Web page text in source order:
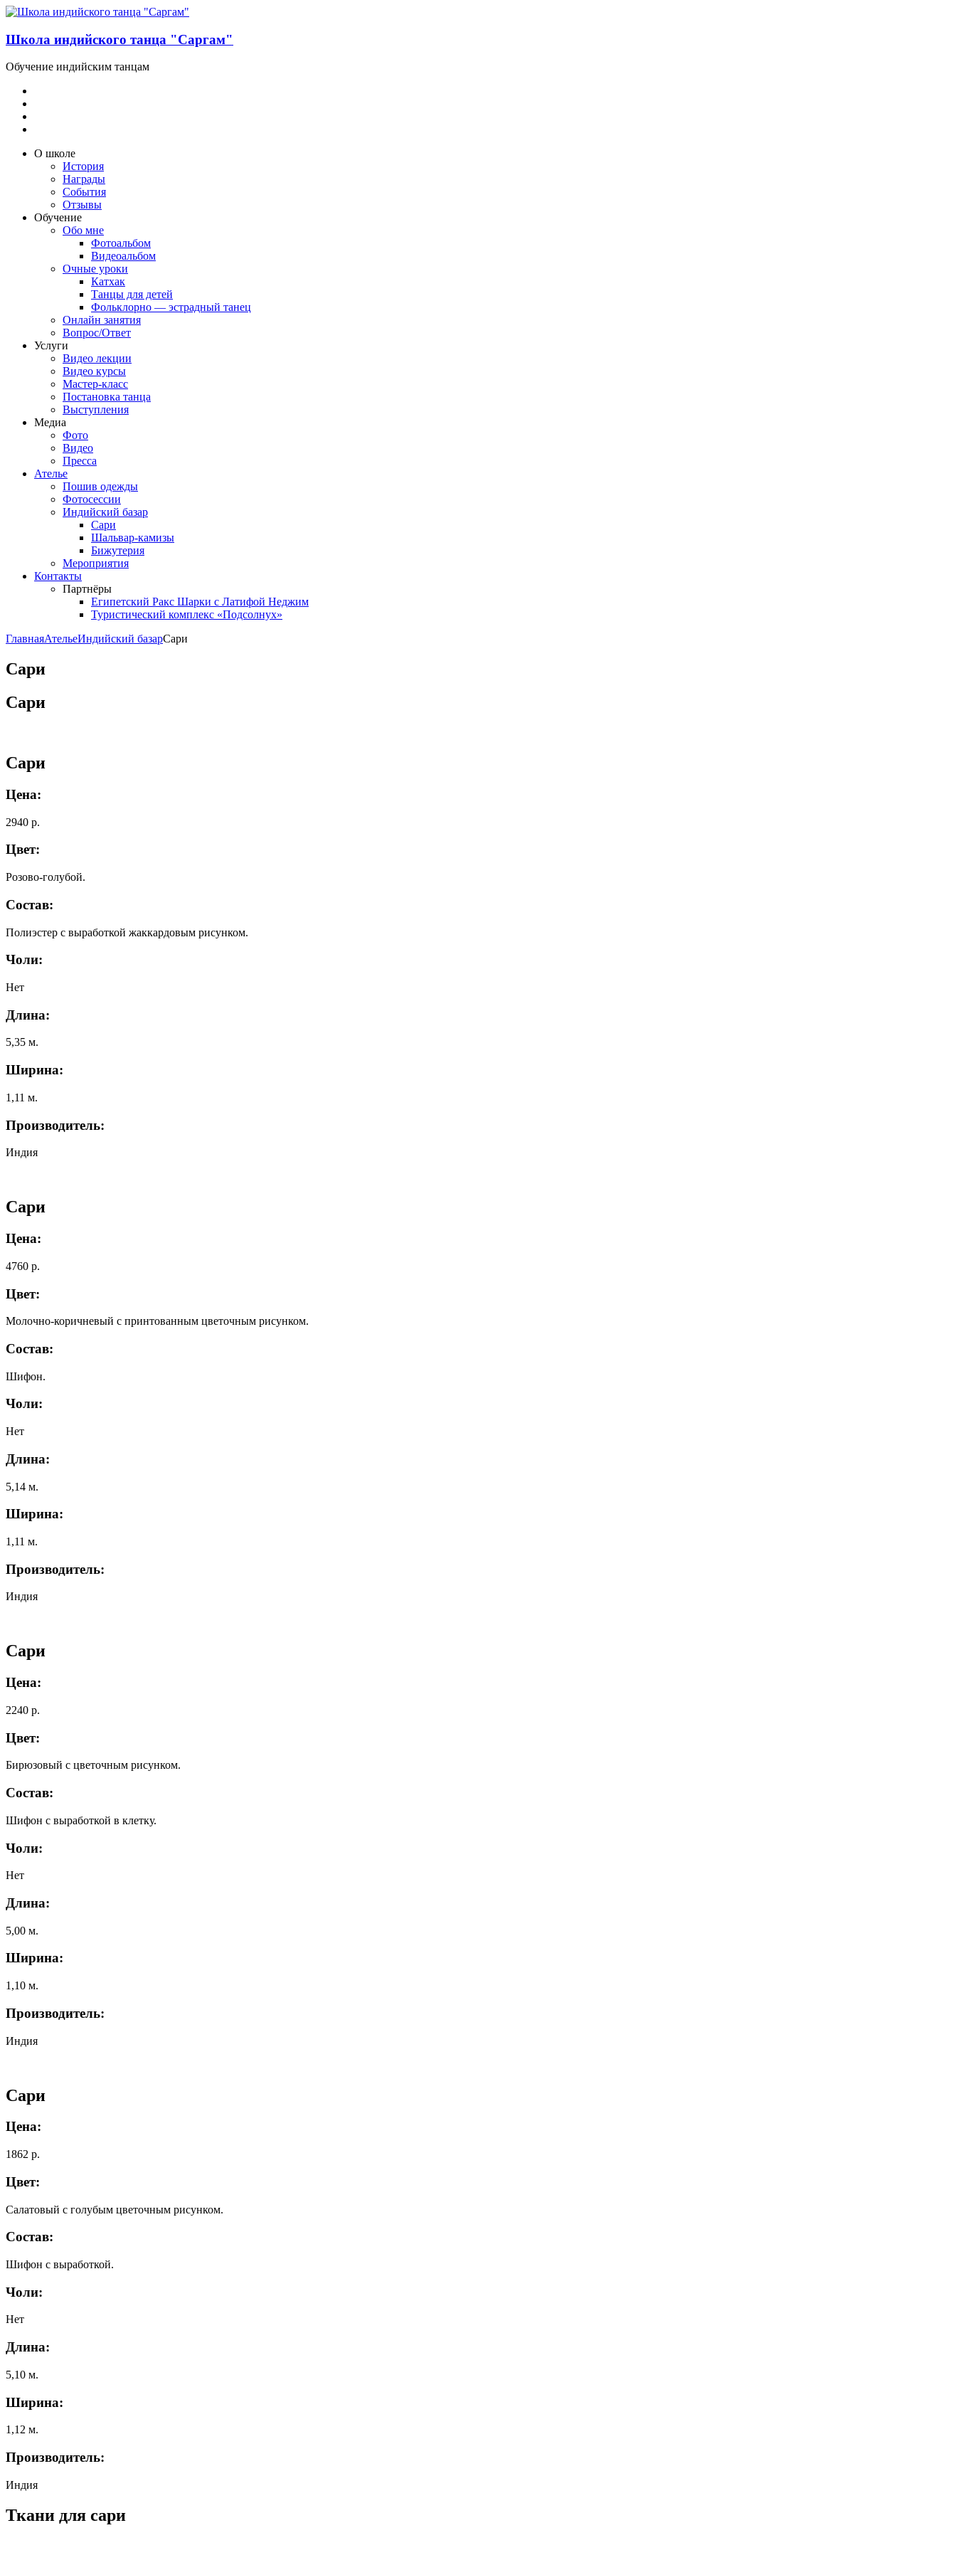
Школа индийского танца "Саргам"
Обучение индийским танцам
О школе
История
Награды
События
Отзывы
Обучение
Обо мне
Фотоальбом
Видеоальбом
Очные уроки
Катхак
Танцы для детей
Фольклорно — эстрадный танец
Онлайн занятия
Вопрос/Ответ
Услуги
Видео лекции
Видео курсы
Мастер-класс
Постановка танца
Выступления
Медиа
Фото
Видео
Пресса
Ателье
Пошив одежды
Фотосессии
Индийский базар
Сари
Шальвар-камизы
Бижутерия
Мероприятия
Контакты
Партнёры
Египетский Ракс Шарки с Латифой Неджим
Туристический комплекс «Подсолнух»
ГлавнаяАтельеИндийский базарСари
Сари
Сари
Сари
Цена:
2940 р.
Цвет:
Розово-голубой.
Состав:
Полиэстер с выработкой жаккардовым рисунком.
Чоли:
Нет
Длина:
5,35 м.
Ширина:
1,11 м.
Производитель:
Индия
Сари
Цена:
4760 р.
Цвет:
Молочно-коричневый с принтованным цветочным рисунком.
Состав:
Шифон.
Чоли:
Нет
Длина:
5,14 м.
Ширина:
1,11 м.
Производитель:
Индия
Сари
Цена:
2240 р.
Цвет:
Бирюзовый с цветочным рисунком.
Состав:
Шифон с выработкой в клетку.
Чоли:
Нет
Длина:
5,00 м.
Ширина:
1,10 м.
Производитель:
Индия
Сари
Цена:
1862 р.
Цвет:
Салатовый с голубым цветочным рисунком.
Состав:
Шифон с выработкой.
Чоли:
Нет
Длина:
5,10 м.
Ширина:
1,12 м.
Производитель:
Индия
Ткани для сари